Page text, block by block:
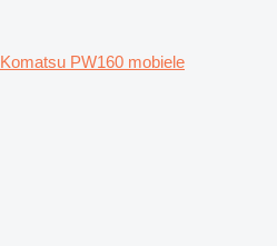
Komatsu PW160 mobiele